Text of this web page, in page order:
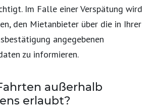
Im Falle einer Verspätung wird
den Mietanbieter über die in Ihrer
angegebenen
zu informieren.
außerhalb
erlaubt?